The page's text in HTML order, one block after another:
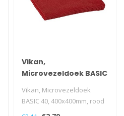
Vikan,
Microvezeldoek BASIC
Vikan, Microvezeldoek
BASIC 40, 400x400mm, rood